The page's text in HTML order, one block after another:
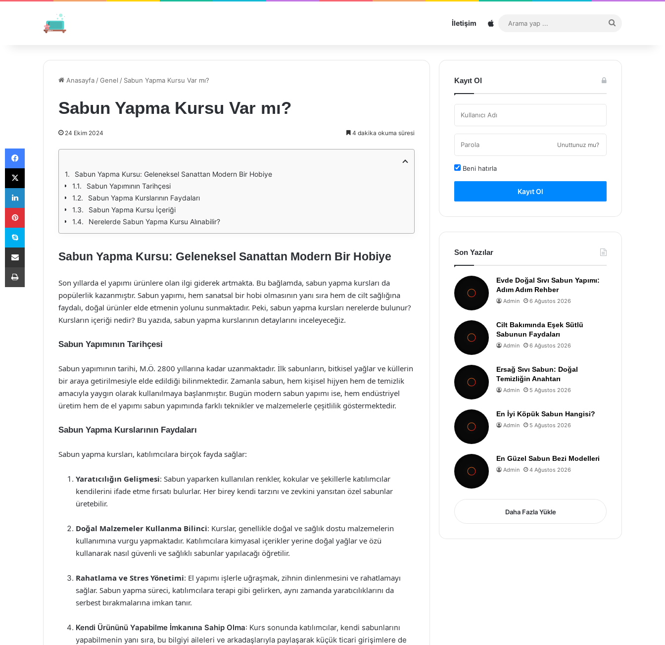
İletişim Sitemap
...
Anasayfa /Genel / Sabun Yapma Kursu Var mı?
Sabun Yapma Kursu Var mı?
24 Ekim 2024 4 dakika okuma süresi
Sabun Yapma Kursu: Geleneksel Sanattan Modern Bir Hobiye
Sabun Yapımının Tarihçesi
Sabun Yapma Kurslarının Faydaları
Sabun Yapma Kursu İçeriği
Nerelerde Sabun Yapma Kursu Alınabilir?
Sabun Yapma Kursu: Geleneksel Sanattan Modern Bir Hobiye
Son yıllarda el yapımı ürünlere olan ilgi giderek artmakta. Bu bağlamda, sabun yapma kursları da
popülerlik kazanmıştır. Sabun yapımı, hem sanatsal bir hobi olmasının yanı sıra hem de cilt sağlığına
faydalı, doğal ürünler elde etmenin yolunu sunmaktadır. Peki, sabun yapma kursları nerelerde bulunur?
Kursların içeriği nedir? Bu yazıda, sabun yapma kurslarının detaylarını inceleyeceğiz.
Sabun Yapımının Tarihçesi
Sabun yapımının tarihi, M.Ö. 2800 yıllarına kadar uzanmaktadır. İlk sabunların, bitkisel yağlar ve küllerin
bir araya getirilmesiyle elde edildiği bilinmektedir. Zamanla sabun, hem kişisel hijyen hem de temizlik
amacıyla yaygın olarak kullanılmaya başlanmıştır. Bugün modern sabun yapımı ise, hem endüstriyel
üretim hem de el yapımı sabun yapımında farklı teknikler ve malzemelerle çeşitlilik göstermektedir.
Sabun Yapma Kurslarının Faydaları
Sabun yapma kursları, katılımcılara birçok fayda sağlar:
Yaratıcılığın Gelişmesi: Sabun yaparken kullanılan renkler, kokular ve şekillerle katılımcılar
kendilerini ifade etme fırsatı bulurlar. Her birey kendi tarzını ve zevkini yansıtan özel sabunlar
üretebilir.
Doğal Malzemeler Kullanma Bilinci: Kurslar, genellikle doğal ve sağlık dostu malzemelerin
kullanımına vurgu yapmaktadır. Katılımcılara kimyasal içerikler yerine doğal yağlar ve özü
kullanarak nasıl güvenli ve sağlıklı sabunlar yapılacağı öğretilir.
Rahatlama ve Stres Yönetimi: El yapımı işlerle uğraşmak, zihnin dinlenmesini ve rahatlamayı
sağlar. Sabun yapma süreci, katılımcılara terapi gibi gelirken, aynı zamanda yaratıcılıklarını da
serbest bırakmalarına imkan tanır.
Kendi Ürününü Yapabilme İmkanına Sahip Olma: Kurs sonunda katılımcılar, kendi sabunlarını
yapabilmenin yanı sıra, bu bilgiyi aileleri ve arkadaşlarıyla paylaşarak küçük ticari girişimlere de
Kayıt Ol
Unuttunuz mu?
Beni hatırla
Kayıt Ol
Son Yazılar
Evde Doğal Sıvı Sabun Yapımı:
Adım Adım Rehber
Admin 6 Ağustos 2026
Cilt Bakımında Eşek Sütlü
Sabunun Faydaları
Admin 6 Ağustos 2026
Ersağ Sıvı Sabun: Doğal
Temizliğin Anahtarı
Admin 5 Ağustos 2026
En İyi Köpük Sabun Hangisi?
Admin 5 Ağustos 2026
En Güzel Sabun Bezi Modelleri
Admin 4 Ağustos 2026
Daha Fazla Yükle
Facebook
X
LinkedIn
Pinterest
Skype
E-Posta ile paylaş